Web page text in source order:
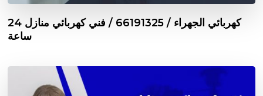
كهربائي الجهراء / 66191325 / فني كهربائي منازل 24
ساعة